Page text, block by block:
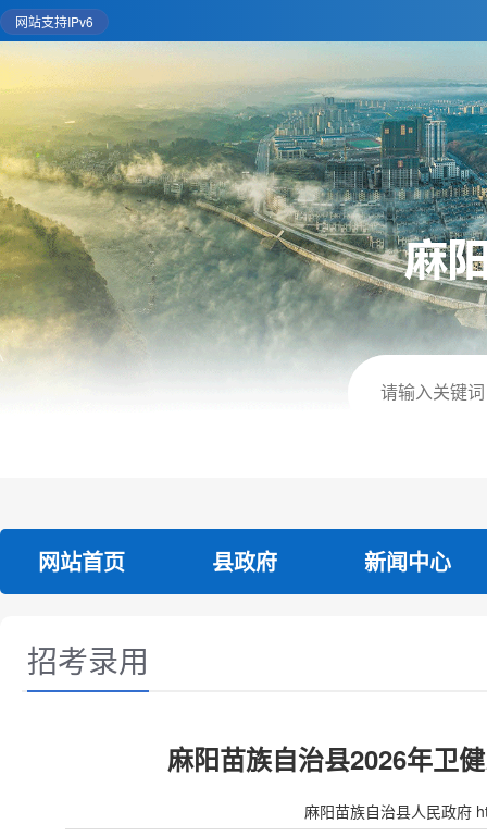
网站支持IPv6
网站首页 县政府 新闻中心
招考录用
麻阳苗族自治县2026年卫
麻阳苗族自治县人民政府